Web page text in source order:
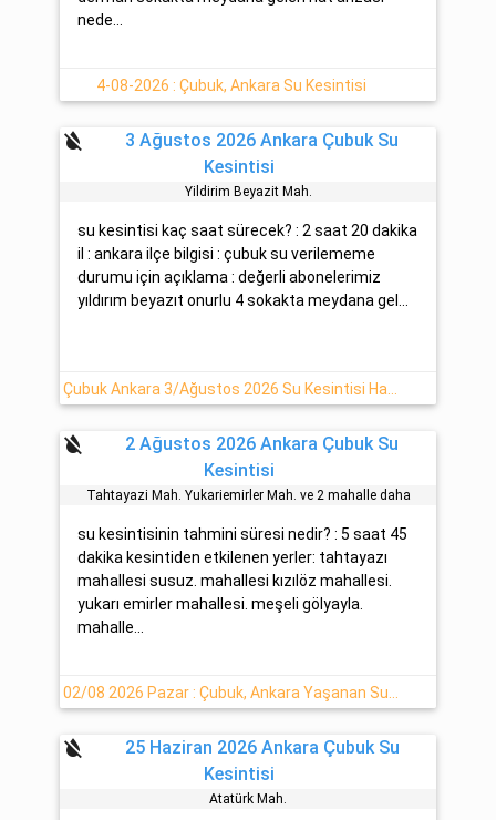
nede...
4-08-2026 : Çubuk, Ankara Su Kesintisi
format_color_reset
3 Ağustos 2026 Ankara Çubuk Su
Kesintisi
Yildirim Beyazit Mah.
su kesintisi kaç saat sürecek? : 2 saat 20 dakika
il : ankara ilçe bilgisi : çubuk su verilememe
durumu için açıklama : değerli abonelerimiz
yıldırım beyazıt onurlu 4 sokakta meydana gel...
format_color_reset
2 Ağustos 2026 Ankara Çubuk Su
Kesintisi
Tahtayazi Mah. Yukariemi̇rler Mah. ve 2 mahalle daha
su kesintisinin tahmini süresi nedir? : 5 saat 45
dakika kesintiden etkilenen yerler: tahtayazı
mahallesi susuz. mahallesi kızılöz mahallesi.
yukarı emirler mahallesi. meşeli gölyayla.
mahalle...
format_color_reset
25 Haziran 2026 Ankara Çubuk Su
Kesintisi
Atatürk Mah.